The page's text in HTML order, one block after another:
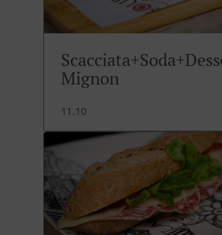
Mignon
11.10